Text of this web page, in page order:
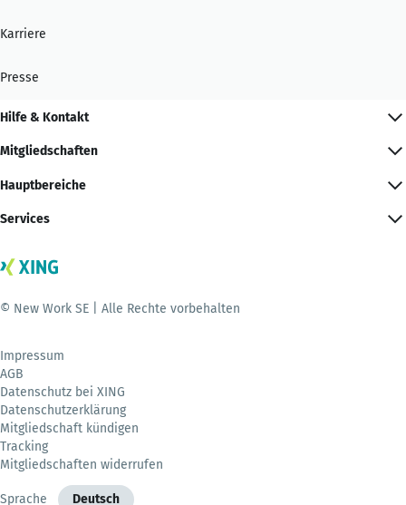
Karriere
Presse
Hilfe & Kontakt
Mitgliedschaften
Hauptbereiche
Services
© New Work SE | Alle Rechte vorbehalten
Impressum
AGB
Datenschutz bei XING
Datenschutzerklärung
Mitgliedschaft kündigen
Tracking
Mitgliedschaften widerrufen
Sprache Deutsch